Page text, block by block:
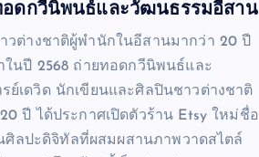
ดกวีนิพนธ์และวัฒนธรรมอีสาน
วต่างชาติผู้พำนักในอีสานมากว่า 20 ปี
นปี 2568 ถ่ายทอดกวีนิพนธ์และ
เดวิด นักเขียนและศิลปินชาวต่างชาติ
ปี ได้ประกาศเปิดตัวร้าน Etsy ใหม่ชื่อ
ศิลปะดิจิทัลที่ผสมผสานภาพวาดสไตล์